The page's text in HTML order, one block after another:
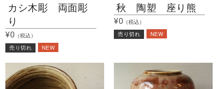
カシ木彫 両面彫
り
¥0 （税込）
売り切れ NEW
秋 陶塑 座り熊
¥0 （税込）
売り切れ NEW